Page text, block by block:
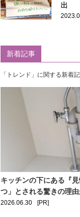
出
新着記事
「トレンド」に関する新着
キッチンの下にある『
つ」とされる驚きの理由
2026.06.30 [PR]